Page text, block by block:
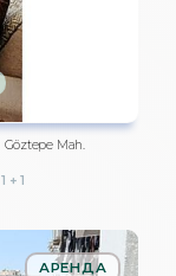
Göztepe Mah.
1 + 1
АРЕНДА